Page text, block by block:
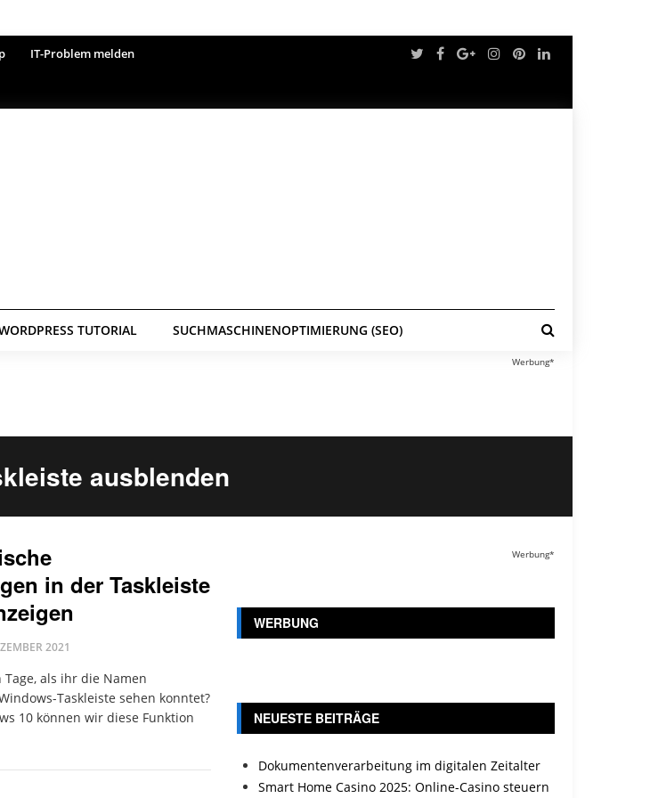
IT-Problem melden
TUTORIAL SUCHMASCHINENOPTIMIERUNG (SEO)
Werbung*
ausblenden
in der Taskleiste
2021
als ihr die Namen
Taskleiste sehen konntet?
10 können wir diese Funktion
Werbung*
WERBUNG
NEUESTE BEITRÄGE
Dokumentenverarbeitung im digitalen Zeitalter
Smart Home Casino 2025: Online-Casino steuern